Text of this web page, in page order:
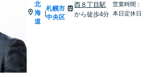
北
海
道
|
札幌市
中央区
西８丁目駅
から徒歩4分
営業時間：
本日定休日